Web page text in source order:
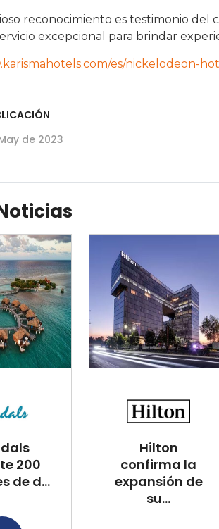
reconocimiento es testimonio del
excepcional para brindar
es/nickelodeon-
de 2023
200
de d...
Hilton
confirma la
expansión de
su...